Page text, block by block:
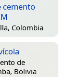
cemento
Colombia
de
Bolivia